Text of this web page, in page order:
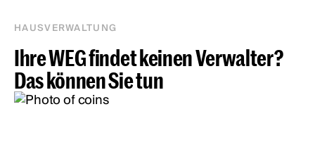
HAUSVERWALTUNG
Ihre WEG findet keinen Verwalter?
Das können Sie tun